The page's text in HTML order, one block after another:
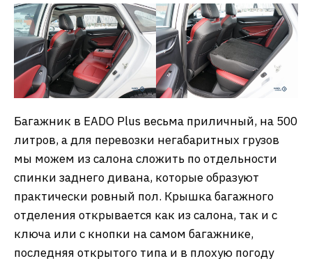
Багажник в EADO Plus весьма приличный, на 500
литров, а для перевозки негабаритных грузов
мы можем из салона сложить по отдельности
спинки заднего дивана, которые образуют
практически ровный пол. Крышка багажного
отделения открывается как из салона, так и с
ключа или с кнопки на самом багажнике,
последняя открытого типа и в плохую погоду